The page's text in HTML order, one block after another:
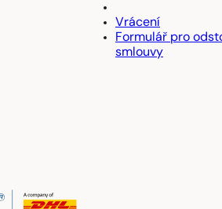
Vrácení
Formulář pro
smlouvy